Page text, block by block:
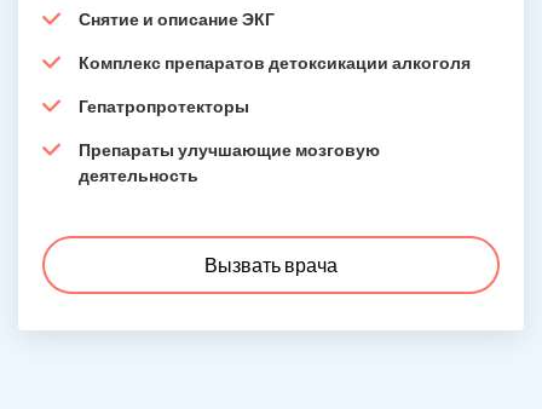
Снятие и описание ЭКГ
Комплекс препаратов детоксикации алкоголя
Гепатропротекторы
Препараты улучшающие мозговую
деятельность
Вызвать врача